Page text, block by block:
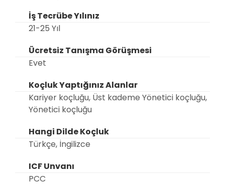
İş Tecrübe Yılınız
21-25 Yıl
Ücretsiz Tanışma Görüşmesi
Evet
Koçluk Yaptığınız Alanlar
Kariyer koçluğu, Üst kademe Yönetici koçluğu,
Yönetici koçluğu
Hangi Dilde Koçluk
Türkçe, İngilizce
ICF Unvanı
PCC